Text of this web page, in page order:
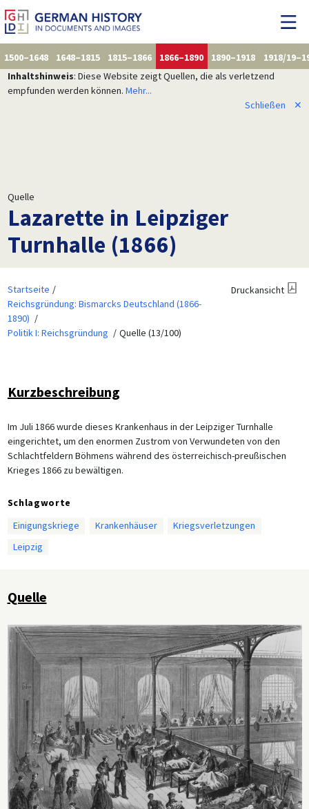
1500–1648 1648–1815 1815–1866 1866–1890 1890–1918
1918/
Inhaltshinweis: Diese Website zeigt Quellen, die als verletzend
empfunden werden können. Mehr...
Schließen
✕
Quelle
Lazarette in Leipziger
Turnhalle (1866)
Startseite
Reichsgründung: Bismarcks Deutschland (1866-
1890)
Politik I: Reichsgründung
Quelle (13/100)
Druckansicht
Kurzbeschreibung
Im Juli 1866 wurde dieses Krankenhaus in der Leipziger Turnhalle
eingerichtet, um den enormen Zustrom von Verwundeten von den
Schlachtfeldern Böhmens während des österreichisch-preußischen
Krieges 1866 zu bewältigen.
Schlagworte
Einigungskriege
Krankenhäuser
Kriegsverletzungen
Leipzig
Quelle